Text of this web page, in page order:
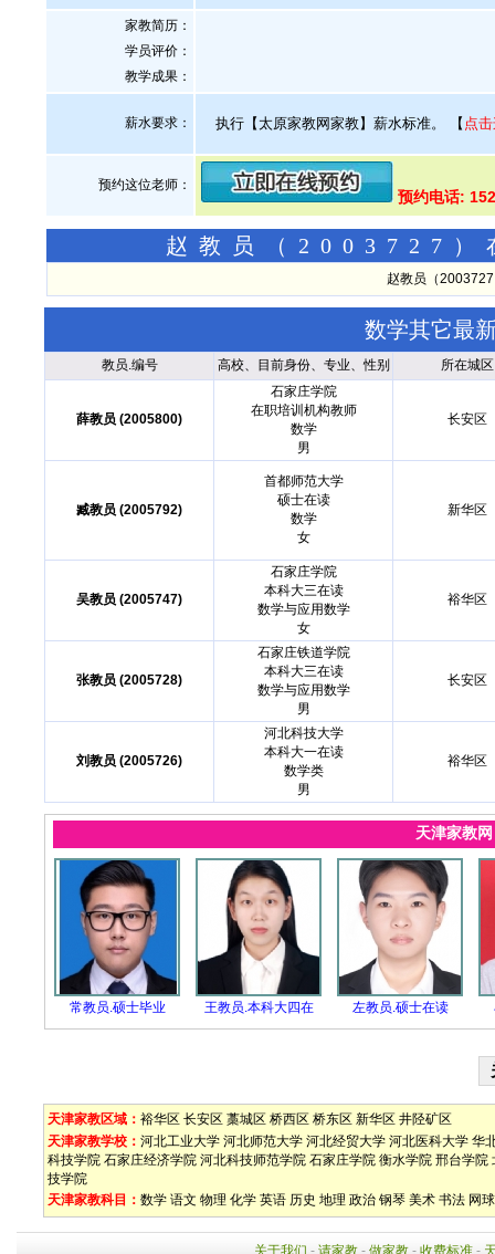
家教简历：
学员评价：
教学成果：
薪水要求： 执行【太原家教网家教】薪水标准。 【 点
预约这位老师：
预约电话:
赵教员（2003727）
赵教员（
数学其它最
教员.编号 高校、目前身份、专业、性别 所在城区
薛教员 (2005800)
石家庄学院
在职培训机构教师
数学
男
长安区
臧教员 (2005792)
首都师范大学
硕士在读
数学
女
新华区
吴教员 (2005747)
石家庄学院
本科大三在读
数学与应用数学
女
裕华区
张教员 (2005728)
石家庄铁道学院
本科大三在读
数学与应用数学
男
长安区
刘教员 (2005726)
河北科技大学
本科大一在读
数学类
男
裕华区
天津家教
常教员.硕士毕业 王教员.本科大四在 左教员.硕士在读
天津家教区域： 裕华区 长安区 藁城区 桥西区 桥东区 新华区 井陉矿区
天津家教学校： 河北工业大学 河北师范大学 河北经贸大学 河北医科大学 华
科技学院 石家庄经济学院 河北科技师范学院 石家庄学院 衡水学院 邢台学院
技学院
天津家教科目： 数学 语文 物理 化学 英语 历史 地理 政治 钢琴 美术 书法 网球
关于我们 - 请家教- 做家教- 收费标准-